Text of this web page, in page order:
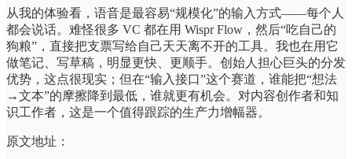
从我的体验看，语音是最容易“规模化”的输入方式——每个人
都会说话。难怪很多 VC 都在用 Wispr Flow，然后“吃自己的
狗粮”，直接把支票写给自己天天离不开的工具。我也在用它
做笔记、写草稿，明显更快、更顺手。创始人担心巨头的分发
优势，这点很现实；但在“输入接口”这个赛道，谁能把“想法
→文本”的摩擦降到最低，谁就更有机会。对内容创作者和知
识工作者，这是一个值得跟踪的生产力增幅器。
原文地址：